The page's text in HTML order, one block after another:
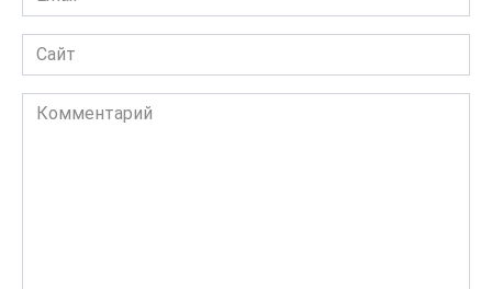
*
Сайт
Комментарий